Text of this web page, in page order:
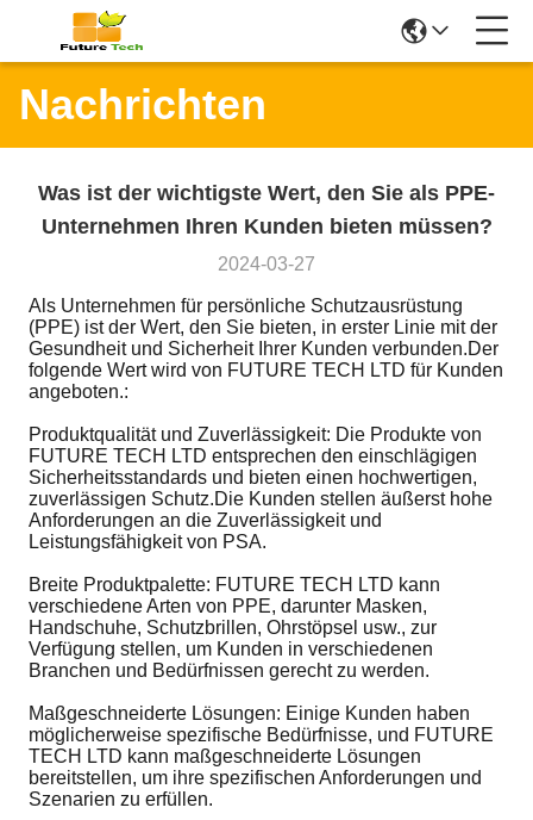
Nachrichten
Was ist der wichtigste Wert, den Sie als PPE-
Unternehmen Ihren Kunden bieten müssen?
2024-03-27
Als Unternehmen für persönliche Schutzausrüstung
(PPE) ist der Wert, den Sie bieten, in erster Linie mit der
Gesundheit und Sicherheit Ihrer Kunden verbunden.Der
folgende Wert wird von FUTURE TECH LTD für Kunden
angeboten.:
Produktqualität und Zuverlässigkeit: Die Produkte von
FUTURE TECH LTD entsprechen den einschlägigen
Sicherheitsstandards und bieten einen hochwertigen,
zuverlässigen Schutz.Die Kunden stellen äußerst hohe
Anforderungen an die Zuverlässigkeit und
Leistungsfähigkeit von PSA.
Breite Produktpalette: FUTURE TECH LTD kann
verschiedene Arten von PPE, darunter Masken,
Handschuhe, Schutzbrillen, Ohrstöpsel usw., zur
Verfügung stellen, um Kunden in verschiedenen
Branchen und Bedürfnissen gerecht zu werden.
Maßgeschneiderte Lösungen: Einige Kunden haben
möglicherweise spezifische Bedürfnisse, und FUTURE
TECH LTD kann maßgeschneiderte Lösungen
bereitstellen, um ihre spezifischen Anforderungen und
Szenarien zu erfüllen.